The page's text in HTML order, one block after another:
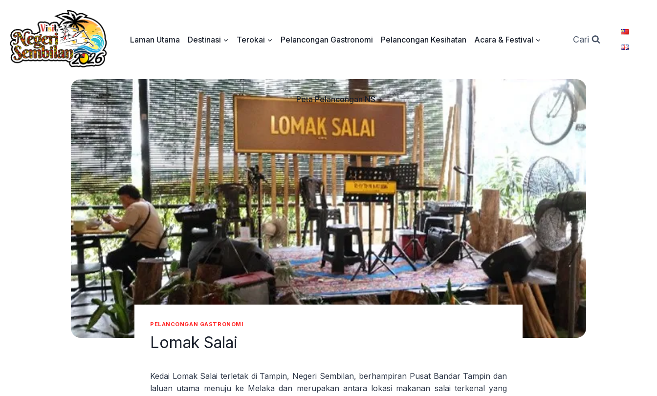
content
Laman Utama
Destinasi Terokai Pelancongan Gastronomi Pelancongan Kesihatan Acara & Festival
Peta Pelancongan NS
Cari
PELANCONGAN GASTRONOMI
Lomak Salai
Kedai Lomak Salai terletak di Tampin, Negeri Sembilan, berhampiran Pusat Bandar Tampin dan
laluan utama menuju ke Melaka dan merupakan antara lokasi makanan salai terkenal yang